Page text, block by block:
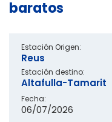
baratos
Estación Origen:
Reus
Estación destino:
Altafulla-Tamarit
Fecha:
06/07/2026